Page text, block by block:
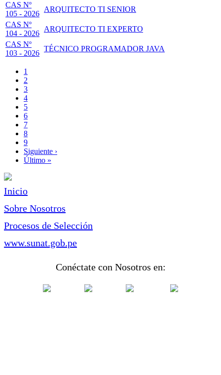
CAS Nº
105 - 2026
ARQUITECTO TI SENIOR
CAS Nº
104 - 2026
ARQUITECTO TI EXPERTO
CAS Nº
103 - 2026
TÉCNICO PROGRAMADOR JAVA
Paginación
Página
actual
1
Page
2
Page
3
Page
4
Page
5
Page
6
Page
7
Page
8
Page
9
Siguiente
página
Siguiente ›
Última
Último »
Inicio
Sobre Nosotros
Procesos de Selección
www.sunat.gob.pe
Conéctate con Nosotros en: